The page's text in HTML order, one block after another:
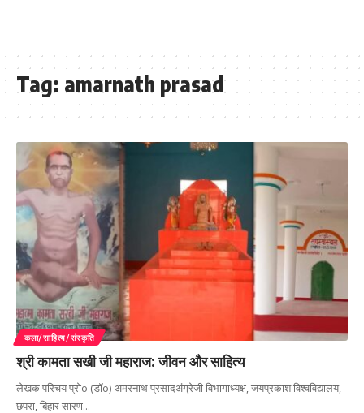
Tag: amarnath prasad
कला/साहित्य/संस्कृति
श्री कामता सखी जी महाराज: जीवन और साहित्य
लेखक परिचय प्रोo (डॉo) अमरनाथ प्रसादअंग्रेजी विभागाध्यक्ष, जयप्रकाश विश्वविद्यालय,
छपरा, बिहार सारण…